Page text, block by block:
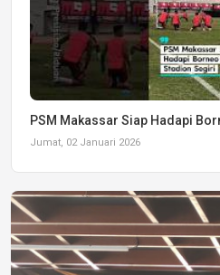
PSM Makassar Siap Hadapi
Jumat, 02 Januari 2026